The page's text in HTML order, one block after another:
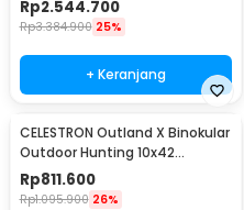
Rp2.544.700
Rp3.384.900 25%
+ Keranjang
CELESTRON Outland X Binokular
Outdoor Hunting 10x42
Waterproof - 71347
Rp811.600
Rp1.095.900 26%